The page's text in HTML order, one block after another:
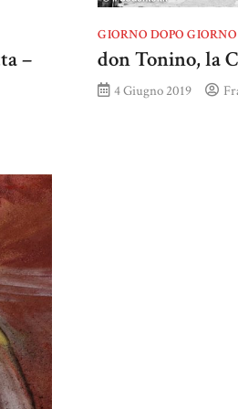
–
GIORNO DOPO GIORNO
don Tonino, la
4 Giugno 2019